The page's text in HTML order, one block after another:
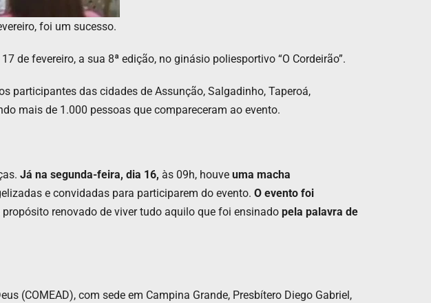
foi um sucesso.
de fevereiro, a sua 8ª edição, no ginásio poliesportivo “O Cordeirão”.
participantes das cidades de Assunção, Salgadinho, Taperoá,
mais de 1.000 pessoas que compareceram ao evento.
Já na segunda-feira, dia 16, às 09h, houve uma macha
e convidadas para participarem do evento. O evento foi
renovado de viver tudo aquilo que foi ensinado pela palavra de
(COMEAD), com sede em Campina Grande, Presbítero Diego Gabriel,